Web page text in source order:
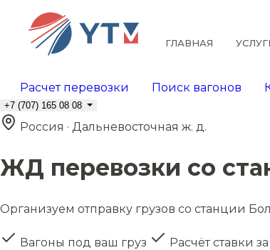
ГЛАВНАЯ
Расчет перевозки Поиск вагонов
+7 (707) 165 08 08
Россия · Дальневосточная ж. д.
ЖД перевозки со
Организуем отправку грузов со станции
Вагоны под ваш груз Расчёт ставки